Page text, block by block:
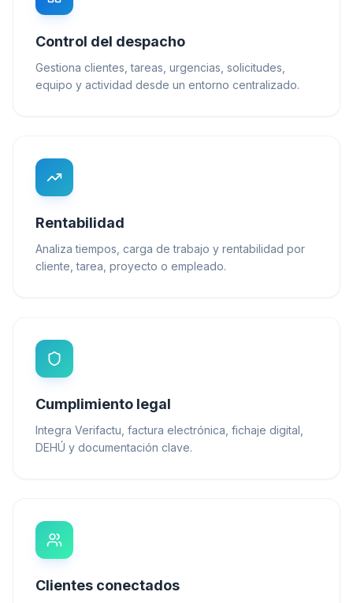
Control del despacho
Gestiona clientes, tareas, urgencias, solicitudes,
equipo y actividad desde un entorno centralizado.
Rentabilidad
Analiza tiempos, carga de trabajo y rentabilidad por
cliente, tarea, proyecto o empleado.
Cumplimiento legal
Integra Verifactu, factura electrónica, fichaje digital,
DEHÚ y documentación clave.
Clientes conectados